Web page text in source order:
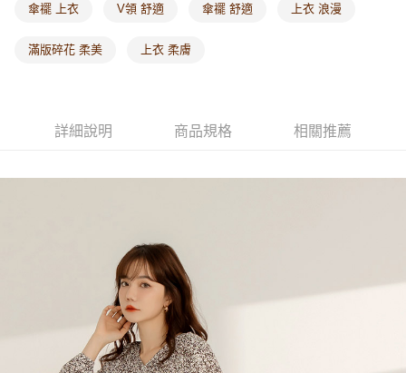
海外配送-港/澳/新/馬/泰國專屬 查看運費
海外配送-其他亞洲地區
傘襬 上衣 V領 舒適 傘襬 舒適 上衣 浪漫
滿版碎花 柔美 上衣 柔膚
詳細說明 商品規格 相關推薦